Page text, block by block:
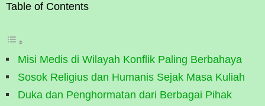
Table of Contents
Misi Medis di Wilayah Konflik Paling Berbahaya
Sosok Religius dan Humanis Sejak Masa Kuliah
Duka dan Penghormatan dari Berbagai Pihak